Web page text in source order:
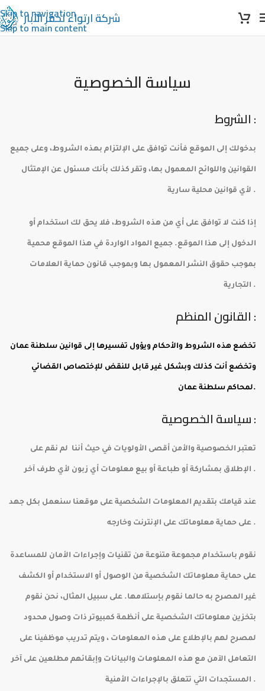
Skip to navigation
Skip to main content
شركة ارتواءلحفر الآبار
سياسة الخصوصية
الشروط :
بدخولك إلى الموقع فأنت توافق على الإلتزام بهذه الشروط، وعلى جميع
القوانين واللوائح المعمول بها، وتقر كذلك بأنك مسئول عن الإمتثال
لأي قوانين محلية سارية .
إذا كنت لا توافق على أي من هذه الشروط، فلا يحق لك استخدام أو
الدخول إلى هذا الموقع. جميع المواد الواردة في هذا الموقع محمية
بموجب حقوق النشر المعمول بها وبموجب قانون حماية العلامات
التجارية .
القانون المنظم :
تخضع هذه الشروط والأحكام ويؤول تفسيرها إلى قوانين سلطنة عمان
وتخضع أنت كذلك وبشكل غير قابل للنقض للإختصاص القضائي
لمحاكم سلطنة عمان.
سياسة الخصوصية :
تعتبر الخصوصية والأمن أقصى الأولويات في حيث أننا لم نقم على
الإطلاق بمشاركة أو طباعة أو بيع معلومات أي زبون لأي طرف آخر .
عند قيامك بتقديم المعلومات الشخصية على موقعنا سنعمل بكل جهد
على حماية معلوماتك على الإنترنت وخارجه .
نقوم باستخدام مجموعة متنوعة من تقنيات وإجراءات الأمان للمساعدة
على حماية معلوماتك الشخصية من الوصول أو الاستخدام أو الكشف
غير المصرح به حالما نقوم بإستلامها. على سبيل المثال، نحن نقوم
بتخزين معلوماتك الشخصية على أنظمة كمبيوتر ذات وصول محدود
لمصرح لهم بالإطلاع على هذه المعلومات ، ويتم تدريب موظفينا على
التعامل الآمن مع هذه المعلومات والبيانات وإبقائهم مطلعين على آخر
المستجدات التي تتعلق بالإجراءات الأمنية .